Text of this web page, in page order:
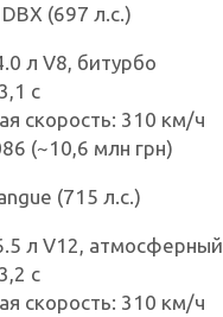
(697 л.с.)
л V8, битурбо
с
скорость: 310 км/ч
(~10,6 млн грн)
(715 л.с.)
л V12, атмосферный
с
скорость: 310 км/ч